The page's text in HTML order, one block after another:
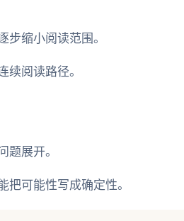
缩小阅读范围。
阅读路径。
展开。
可能性写成确定性。